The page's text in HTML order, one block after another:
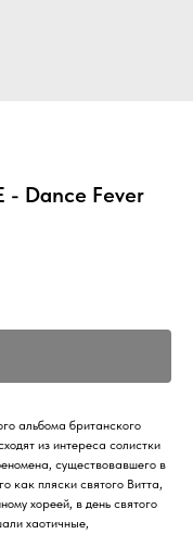
- Dance Fever
альбома британского
из интереса солистки
существовавшего в
как пляски святого Витта,
хореей, в день святого
хаотичные,